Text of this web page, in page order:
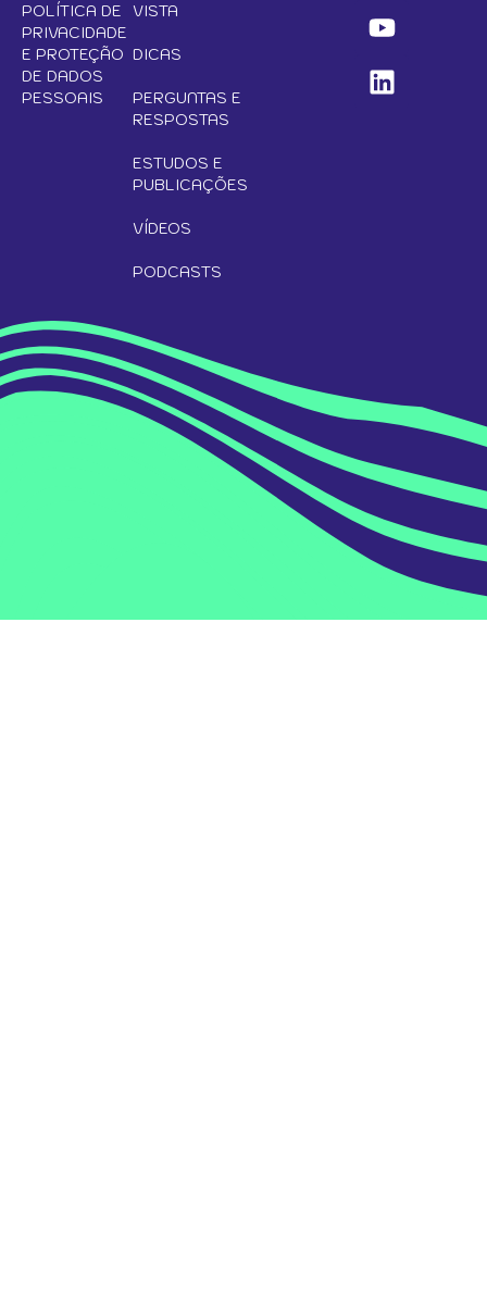
POLÍTICA DE
PRIVACIDADE
E PROTEÇÃO
DE DADOS
PESSOAIS
VISTA
DICAS
PERGUNTAS E
RESPOSTAS
ESTUDOS E
PUBLICAÇÕES
VÍDEOS
PODCASTS